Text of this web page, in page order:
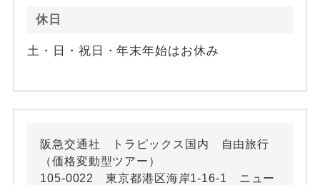
休日
土・日・祝日・年末年始はお休み
阪急交通社 トラピックス国内 自由旅行
（価格変動型ツアー）
105-0022 東京都港区海岸1-16-1 ニュー